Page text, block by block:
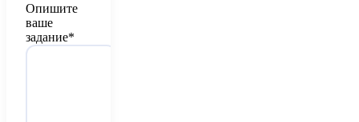
Опишите
ваше
задание*